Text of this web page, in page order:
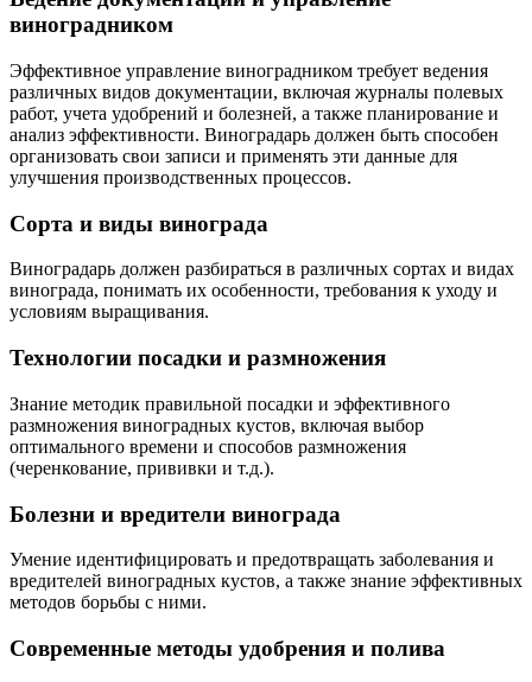
виноградником
Эффективное управление виноградником требует ведения
различных видов документации, включая журналы полевых
работ, учета удобрений и болезней, а также планирование и
анализ эффективности. Виноградарь должен быть способен
организовать свои записи и применять эти данные для
улучшения производственных процессов.
Сорта и виды винограда
Виноградарь должен разбираться в различных сортах и видах
винограда, понимать их особенности, требования к уходу и
условиям выращивания.
Технологии посадки и размножения
Знание методик правильной посадки и эффективного
размножения виноградных кустов, включая выбор
оптимального времени и способов размножения
(черенкование, прививки и т.д.).
Болезни и вредители винограда
Умение идентифицировать и предотвращать заболевания и
вредителей виноградных кустов, а также знание эффективных
методов борьбы с ними.
Современные методы удобрения и полива